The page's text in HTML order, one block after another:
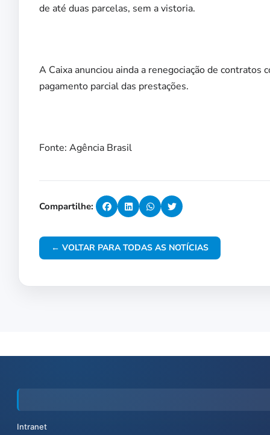
de até duas parcelas, sem a vistoria.
A Caixa anunciou ainda a renegociação de
pagamento parcial das prestações.
Fonte: Agência Brasil
Compartilhe:
← VOLTAR PARA TODAS AS NOTÍCIAS
Intranet